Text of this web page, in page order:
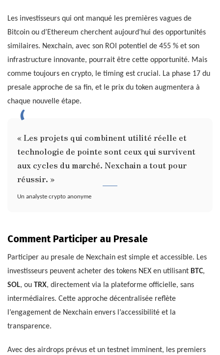
Les investisseurs qui ont manqué les premières vagues de
Bitcoin ou d’Ethereum cherchent aujourd’hui des opportunités
similaires. Nexchain, avec son ROI potentiel de 455 % et son
infrastructure innovante, pourrait être cette opportunité. Mais
comme toujours en crypto, le timing est crucial. La phase 17 du
presale approche de sa fin, et le prix du token augmentera à
chaque nouvelle étape.
« Les projets qui combinent utilité réelle et
technologie de pointe sont ceux qui survivent
aux cycles du marché. Nexchain a tout pour
réussir. »
Un analyste crypto anonyme
Comment Participer au Presale
Participer au presale de Nexchain est simple et accessible. Les
investisseurs peuvent acheter des tokens NEX en utilisant BTC,
SOL, ou TRX, directement via la plateforme officielle, sans
intermédiaires. Cette approche décentralisée reflète
l’engagement de Nexchain envers l’accessibilité et la
transparence.
Avec des airdrops prévus et un testnet imminent, les premiers